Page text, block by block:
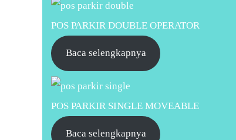
POS PARKIR DOUBLE OPERATOR
Baca selengkapnya
POS PARKIR SINGLE MOVEABLE
Baca selengkapnya